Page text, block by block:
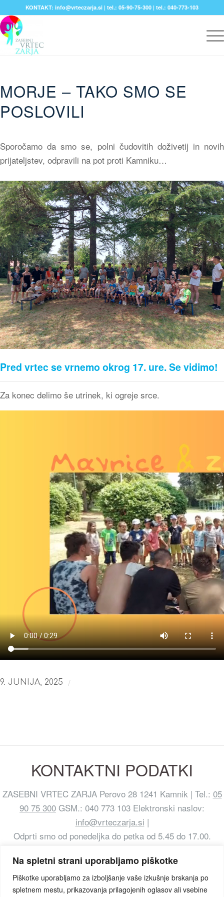
Na spletni strani uporabljamo piškotke
Piškotke uporabljamo za izboljšanje vaše izkušnje brskanja po
spletnem mestu, prikazovanja prilagojenih oglasov ali vsebine
KONTAKT: info@vrteczarja.si | tel.: 05-90-75-300 | tel.: 040-773-103
MORJE – TAKO SMO SE
POSLOVILI
Sporočamo da smo se, polni čudovitih doživetij in novih
prijateljstev, odpravili na pot proti Kamniku…
Pred vrtec se vrnemo okrog 17. ure. Se vidimo!
Za konec delimo še utrinek, ki ogreje srce.
9. JUNIJA, 2025 /
KONTAKTNI PODATKI
ZASEBNI VRTEC ZARJA Perovo 28 1241 Kamnik | Tel.: 05
90 75 300 GSM.: 040 773 103 Elektronski naslov:
info@vrteczarja.si |
Odprti smo od ponedeljka do petka od 5.45 do 17.00.